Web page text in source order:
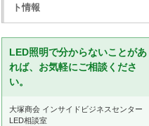
ト情報
LED照明で分からないことがあ
れば、お気軽にご相談くださ
い。
大塚商会 インサイドビジネスセンター
LED相談室